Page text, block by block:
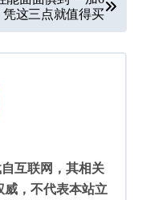
凭这三点就值得买
自互联网，其相关
，不代表本站立